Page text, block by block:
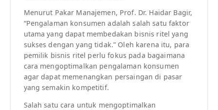
Menurut Pakar Manajemen, Prof. Dr. Haidar Bagir,
“Pengalaman konsumen adalah salah satu faktor
utama yang dapat membedakan bisnis ritel yang
sukses dengan yang tidak.” Oleh karena itu, para
pemilik bisnis ritel perlu fokus pada bagaimana
cara mengoptimalkan pengalaman konsumen
agar dapat memenangkan persaingan di pasar
yang semakin kompetitif.
Salah satu cara untuk mengoptimalkan